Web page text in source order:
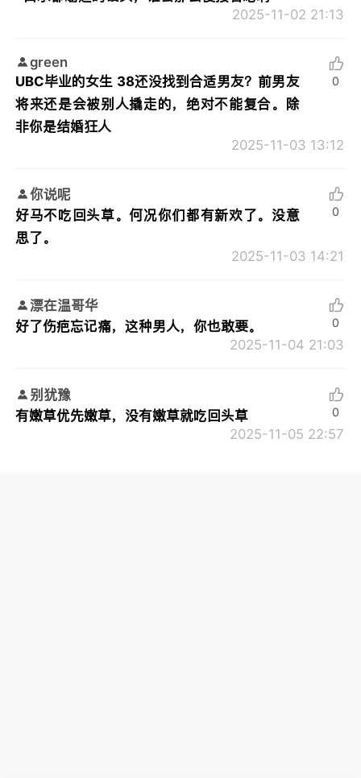
2025-11-02 21:13
green
UBC毕业的女生 38还没找到合适男友？前男友
将来还是会被别人撬走的，绝对不能复合。除
非你是结婚狂人
2025-11-03 13:12
0
你说呢
好马不吃回头草。何况你们都有新欢了。没意
思了。
2025-11-03 14:21
0
漂在温哥华
好了伤疤忘记痛，这种男人，你也敢要。
2025-11-04 21:03
0
别犹豫
有嫩草优先嫩草，没有嫩草就吃回头草
2025-11-05 22:57
0